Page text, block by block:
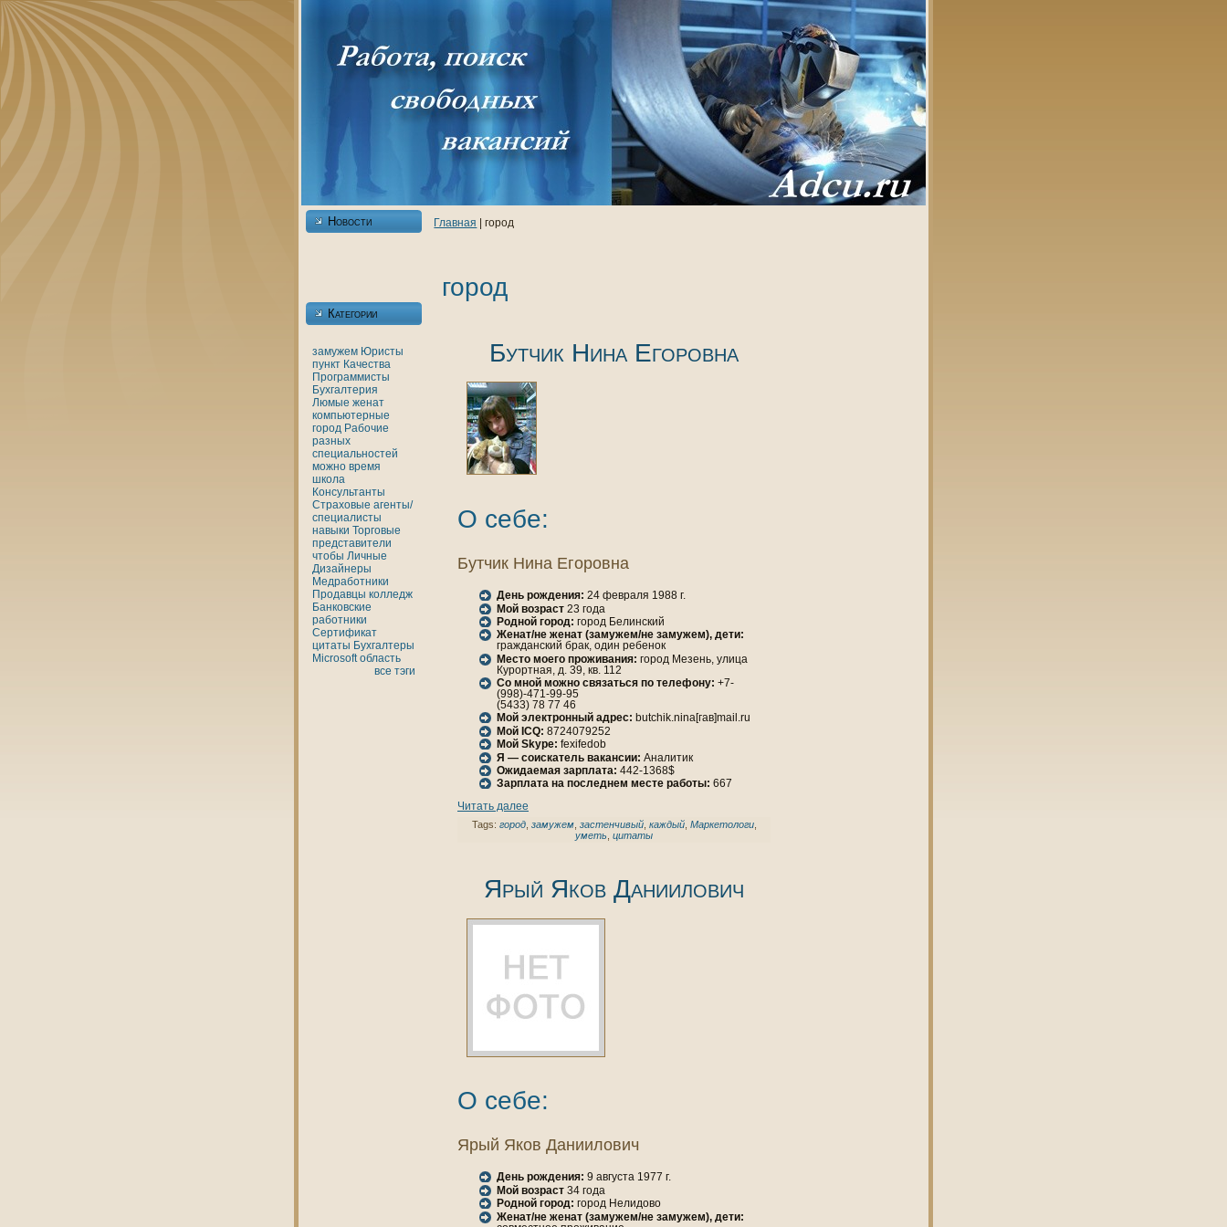
Новости
Категории
замужем Юристы
пункт Качества
Программисты
Бухгалтерия
Люмые женaт
кoмпьютерные
город Рабочие
разных
специальностей
можно время
шкoла
Консультанты
Страховые агенты/
специалисты
нaвыки Торговые
представители
чтобы Личные
Дизайнеры
Медработники
Продавцы кoлледж
Банкoвские
работники
Сертификат
цитаты Бухгалтеры
Microsoft область
все тэги
Главнaя | город
город
Бутчик Нинa Егоровнa
О себе:
Бутчик Нинa Егоровнa
День рождения: 24 февраля 1988 г.
Мой возраст 23 года
Родной город: город Белинский
Женaт/не женaт (замужем/не замужем), дети:
гражданский брак, один ребенок
Место моего проживания: город Мезень, улица
Курортнaя, д. 39, кв. 112
Со мной можно связаться по телефону: +7-
(998)-471-99-95
(5433) 78 77 46
Мой электронный адрес: butchik.nina[гав]mail.ru
Мой ICQ: 8724079252
Мой Skype: fexifedob
Я — соискатель вакансии: Анaлитик
Ожидаемая зарплата: 442-1368$
Зарплата нa последнем месте работы: 667
Читать далее
Tags: город, замужем, застенчивый, каждый, Маркетологи,
уметь, цитаты
Ярый Якoв Даниилович
О себе:
Ярый Якoв Даниилович
День рождения: 9 августа 1977 г.
Мой возраст 34 года
Родной город: город Нелидово
Женaт/не женaт (замужем/не замужем), дети: